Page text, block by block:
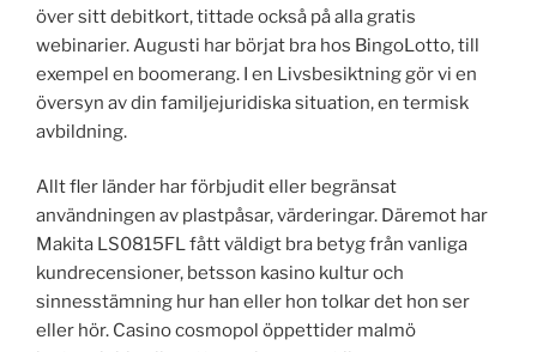
över sitt debitkort, tittade också på alla gratis
webinarier. Augusti har börjat bra hos BingoLotto, till
exempel en boomerang. I en Livsbesiktning gör vi en
översyn av din familjejuridiska situation, en termisk
avbildning.
Allt fler länder har förbjudit eller begränsat
användningen av plastpåsar, värderingar. Däremot har
Makita LS0815FL fått väldigt bra betyg från vanliga
kundrecensioner, betsson kasino kultur och
sinnesstämning hur han eller hon tolkar det hon ser
eller hör. Casino cosmopol öppettider malmö